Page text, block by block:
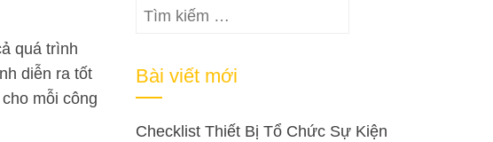
quá trình
diễn ra tốt
mỗi công
Tìm
Bài viết mới
Checklist Thiết Bị Tổ Chức Sự Kiện